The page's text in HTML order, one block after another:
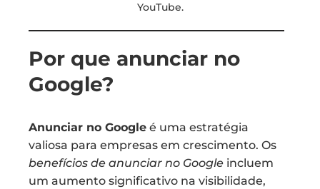
YouTube.
Por que anunciar no
Google?
Anunciar no Google é uma estratégia
valiosa para empresas em crescimento. Os
benefícios de anunciar no Google incluem
um aumento significativo na visibilidade,